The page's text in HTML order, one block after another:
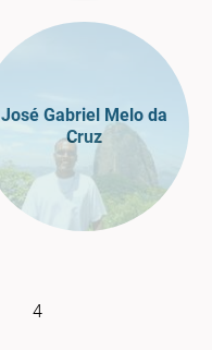
José Gabriel Melo da
Cruz
4